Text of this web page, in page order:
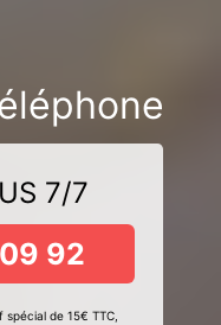
7/7
92
de 15€ TTC,